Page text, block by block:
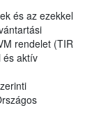
és az ezekkel
rendelet (TIR
és aktív